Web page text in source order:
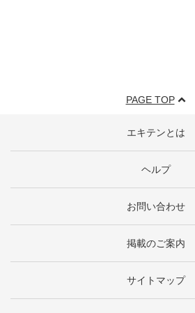
PAGE TOP
エキテンとは
ヘルプ
お問い合わせ
掲載のご案内
サイトマップ